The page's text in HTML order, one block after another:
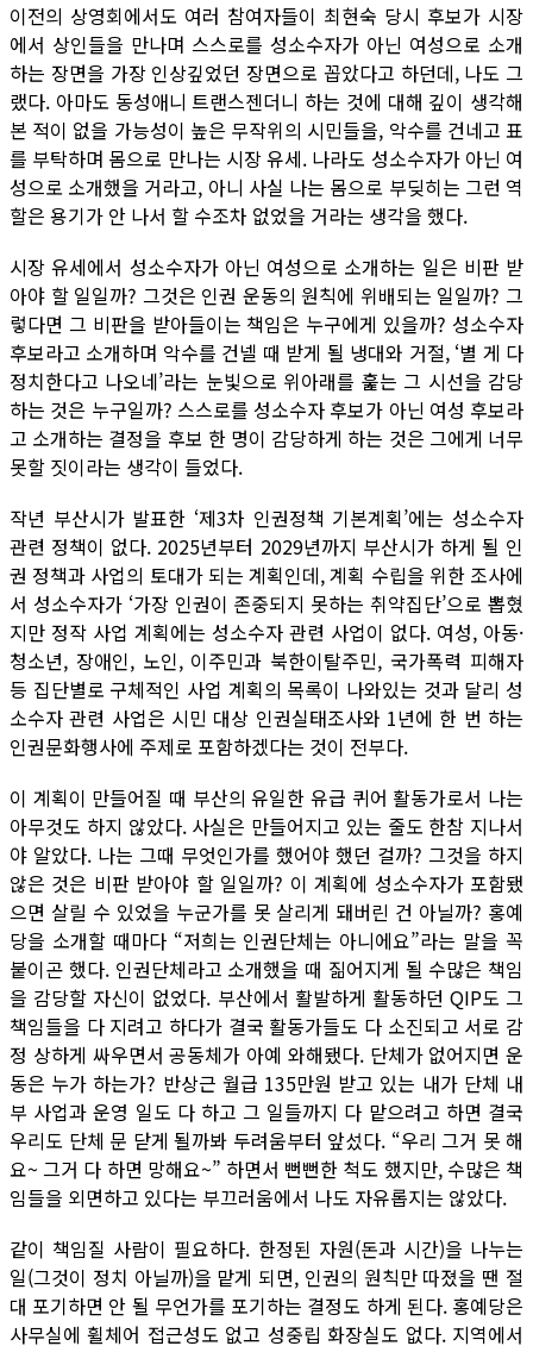
이전의 상영회에서도 여러 참여자들이 최현숙 당시 후보가 시장
에서 상인들을 만나며 스스로를 성소수자가 아닌 여성으로 소개
하는 장면을 가장 인상깊었던 장면으로 꼽았다고 하던데, 나도 그
랬다. 아마도 동성애니 트랜스젠더니 하는 것에 대해 깊이 생각해
본 적이 없을 가능성이 높은 무작위의 시민들을, 악수를 건네고 표
를 부탁하며 몸으로 만나는 시장 유세. 나라도 성소수자가 아닌 여
성으로 소개했을 거라고, 아니 사실 나는 몸으로 부딪히는 그런 역
할은 용기가 안 나서 할 수조차 없었을 거라는 생각을 했다.
시장 유세에서 성소수자가 아닌 여성으로 소개하는 일은 비판 받
아야 할 일일까? 그것은 인권 운동의 원칙에 위배되는 일일까? 그
렇다면 그 비판을 받아들이는 책임은 누구에게 있을까? 성소수자
후보라고 소개하며 악수를 건넬 때 받게 될 냉대와 거절, ‘별 게 다
정치한다고 나오네’라는 눈빛으로 위아래를 훑는 그 시선을 감당
하는 것은 누구일까? 스스로를 성소수자 후보가 아닌 여성 후보라
고 소개하는 결정을 후보 한 명이 감당하게 하는 것은 그에게 너무
못할 짓이라는 생각이 들었다.
작년 부산시가 발표한 ‘제3차 인권정책 기본계획’에는 성소수자
관련 정책이 없다. 2025년부터 2029년까지 부산시가 하게 될 인
권 정책과 사업의 토대가 되는 계획인데, 계획 수립을 위한 조사에
서 성소수자가 ‘가장 인권이 존중되지 못하는 취약집단’으로 뽑혔
지만 정작 사업 계획에는 성소수자 관련 사업이 없다. 여성, 아동·
청소년, 장애인, 노인, 이주민과 북한이탈주민, 국가폭력 피해자
등 집단별로 구체적인 사업 계획의 목록이 나와있는 것과 달리 성
소수자 관련 사업은 시민 대상 인권실태조사와 1년에 한 번 하는
인권문화행사에 주제로 포함하겠다는 것이 전부다.
이 계획이 만들어질 때 부산의 유일한 유급 퀴어 활동가로서 나는
아무것도 하지 않았다. 사실은 만들어지고 있는 줄도 한참 지나서
야 알았다. 나는 그때 무엇인가를 했어야 했던 걸까? 그것을 하지
않은 것은 비판 받아야 할 일일까? 이 계획에 성소수자가 포함됐
으면 살릴 수 있었을 누군가를 못 살리게 돼버린 건 아닐까? 홍예
당을 소개할 때마다 “저희는 인권단체는 아니에요”라는 말을 꼭
붙이곤 했다. 인권단체라고 소개했을 때 짊어지게 될 수많은 책임
을 감당할 자신이 없었다. 부산에서 활발하게 활동하던 QIP도 그
책임들을 다 지려고 하다가 결국 활동가들도 다 소진되고 서로 감
정 상하게 싸우면서 공동체가 아예 와해됐다. 단체가 없어지면 운
동은 누가 하는가? 반상근 월급 135만원 받고 있는 내가 단체 내
부 사업과 운영 일도 다 하고 그 일들까지 다 맡으려고 하면 결국
우리도 단체 문 닫게 될까봐 두려움부터 앞섰다. “우리 그거 못 해
요~ 그거 다 하면 망해요~” 하면서 뻔뻔한 척도 했지만, 수많은 책
임들을 외면하고 있다는 부끄러움에서 나도 자유롭지는 않았다.
같이 책임질 사람이 필요하다. 한정된 자원(돈과 시간)을 나누는
일(그것이 정치 아닐까)을 맡게 되면, 인권의 원칙만 따졌을 땐 절
대 포기하면 안 될 무언가를 포기하는 결정도 하게 된다. 홍예당은
사무실에 휠체어 접근성도 없고 성중립 화장실도 없다. 지역에서